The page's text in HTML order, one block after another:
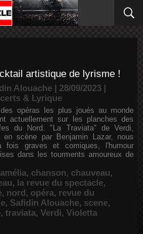
artistique de lyrisme !
Alouache | 28/09/2023 |
& Lyrique
des opéras les plus joués au monde
actuellement sur les planches des
du Nord. "La Traviata" de Verdi,
en scène par Benjamin Lazar, nous
fois graves et comiques, l'humour
dans les tourments amoureux de
, chanson, chauveau,
, la revue du spectacle,
, nord, opéra, revue du
, Safidin Alouache, scene,
, traviata, Verdi, Violetta